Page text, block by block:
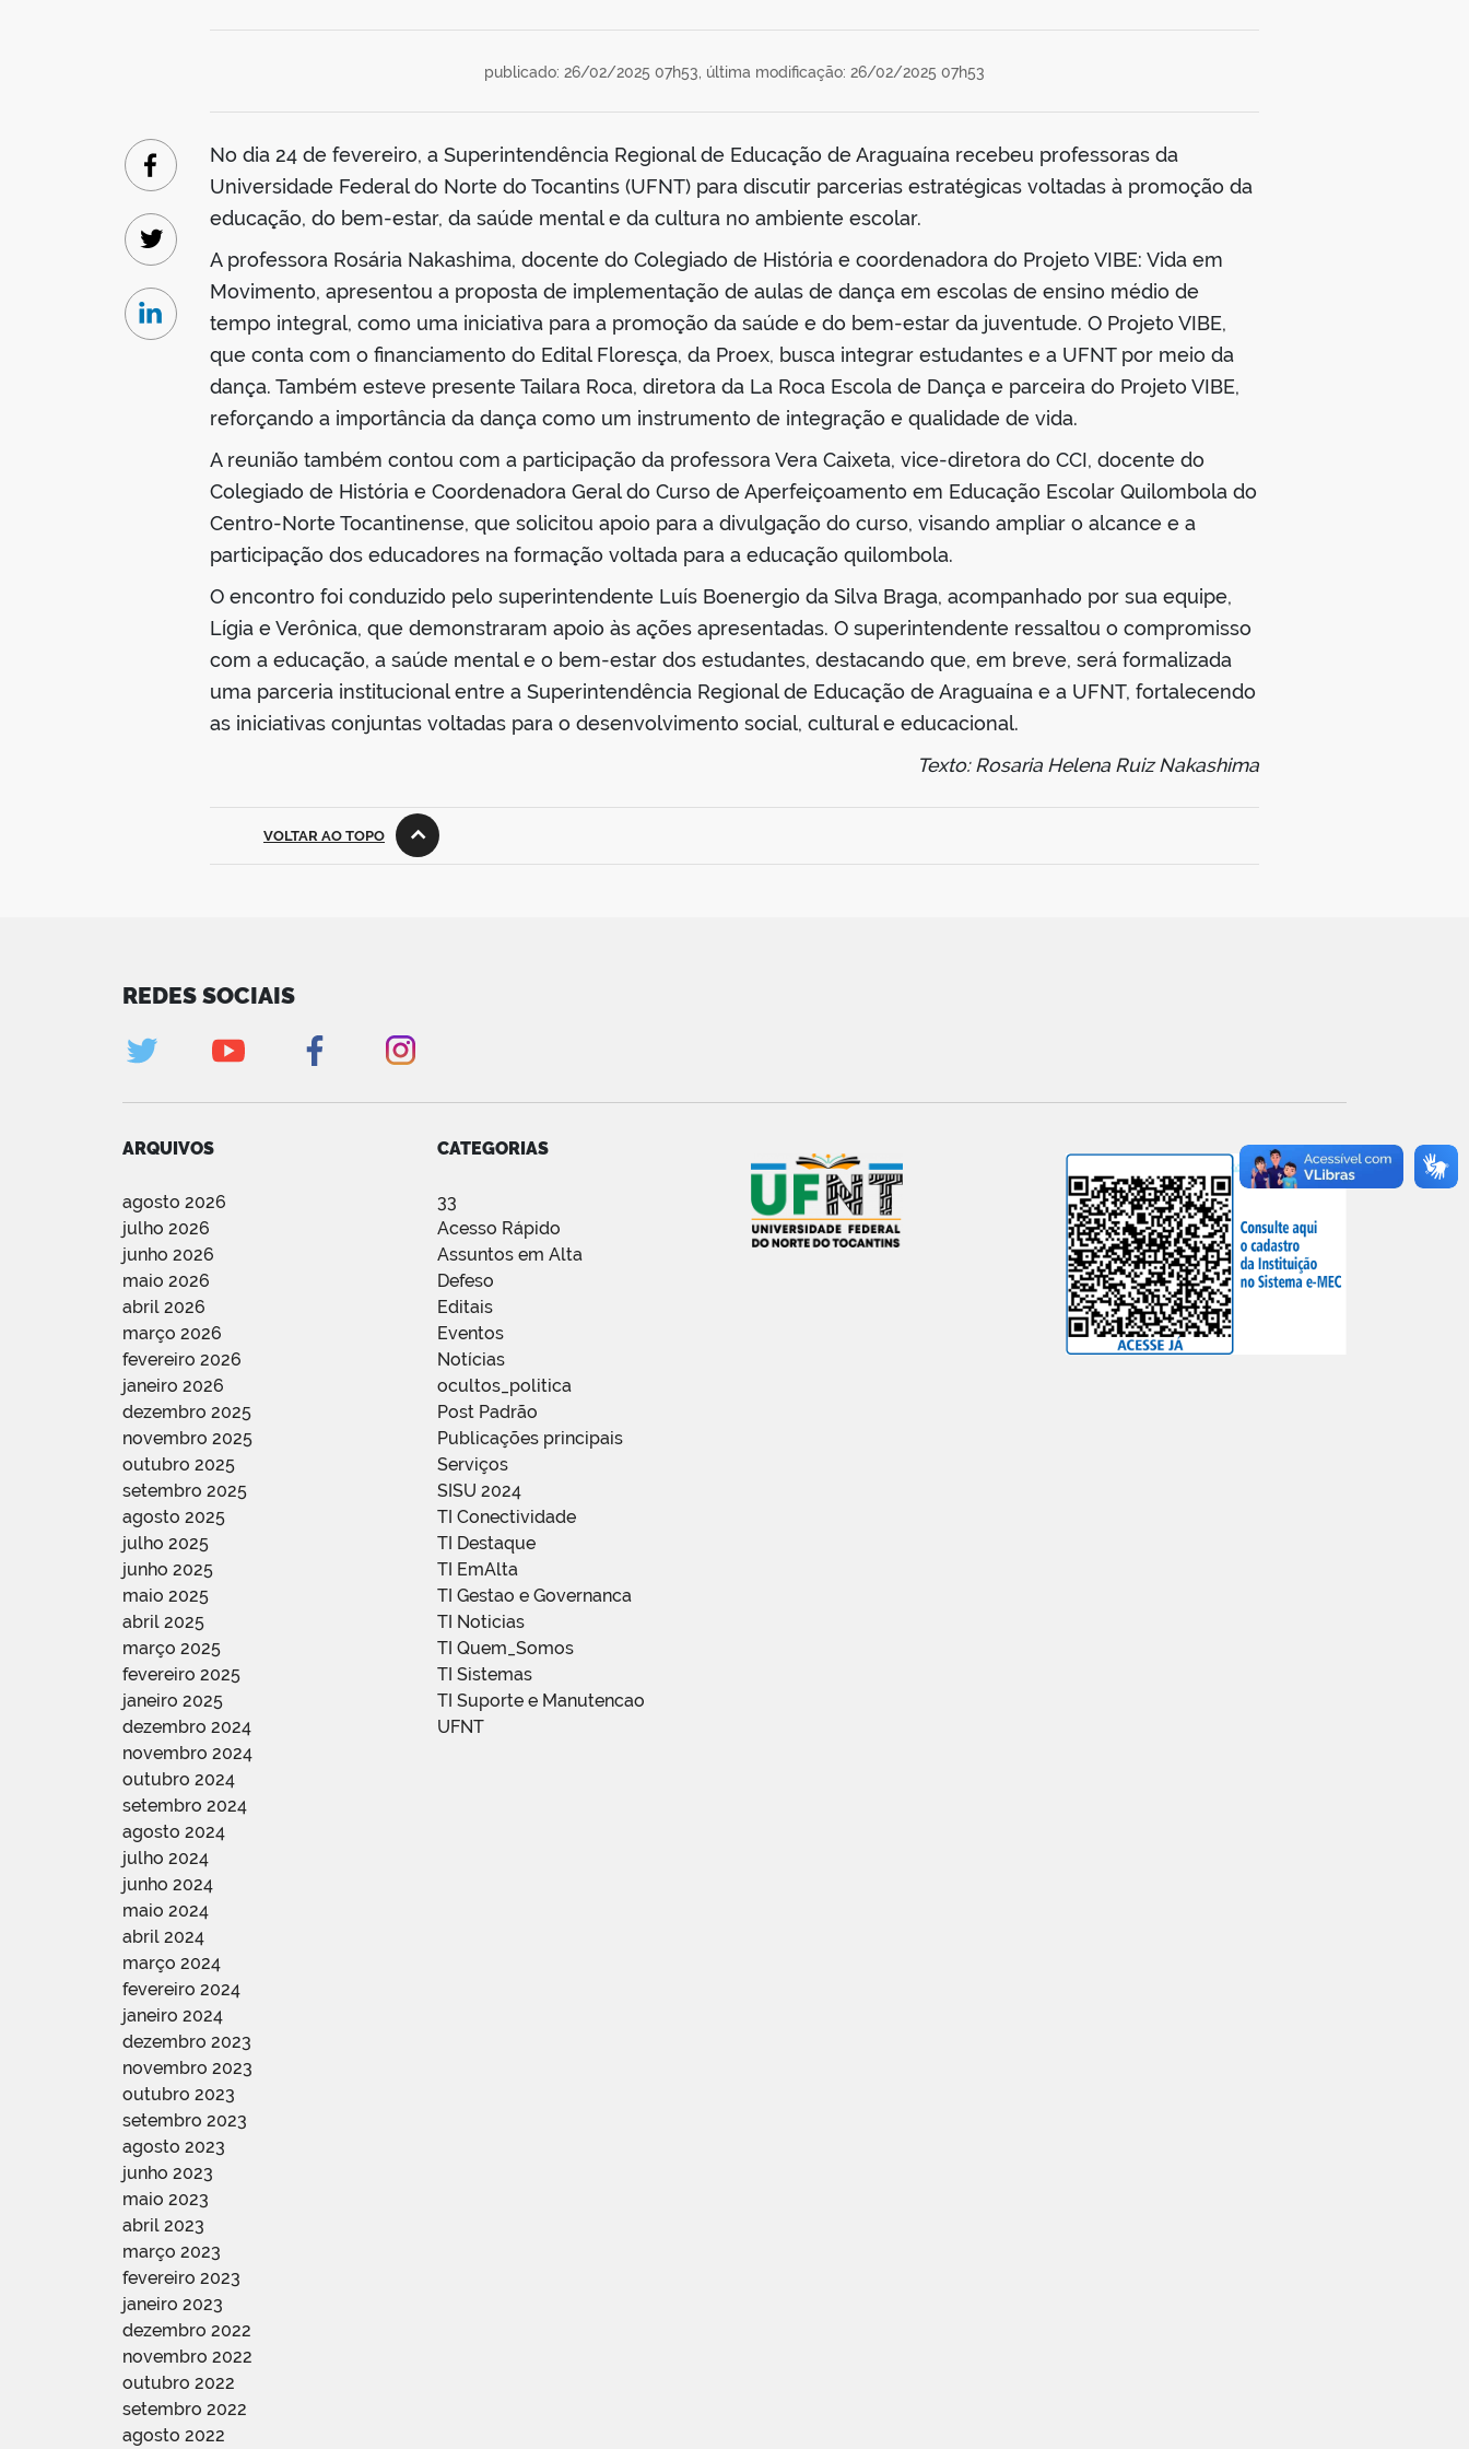
publicado: 26/02/2025 07h53, última modificação: 26/02/2025 07h53
No dia 24 de fevereiro, a Superintendência Regional de Educação de Araguaína recebeu professoras da
Universidade Federal do Norte do Tocantins (UFNT) para discutir parcerias estratégicas voltadas à promoção da
educação, do bem-estar, da saúde mental e da cultura no ambiente escolar.
A professora Rosária Nakashima, docente do Colegiado de História e coordenadora do Projeto VIBE: Vida em
Movimento, apresentou a proposta de implementação de aulas de dança em escolas de ensino médio de
tempo integral, como uma iniciativa para a promoção da saúde e do bem-estar da juventude. O Projeto VIBE,
que conta com o financiamento do Edital Floresça, da Proex, busca integrar estudantes e a UFNT por meio da
dança. Também esteve presente Tailara Roca, diretora da La Roca Escola de Dança e parceira do Projeto VIBE,
reforçando a importância da dança como um instrumento de integração e qualidade de vida.
A reunião também contou com a participação da professora Vera Caixeta, vice-diretora do CCI, docente do
Colegiado de História e Coordenadora Geral do Curso de Aperfeiçoamento em Educação Escolar Quilombola do
Centro-Norte Tocantinense, que solicitou apoio para a divulgação do curso, visando ampliar o alcance e a
participação dos educadores na formação voltada para a educação quilombola.
O encontro foi conduzido pelo superintendente Luís Boenergio da Silva Braga, acompanhado por sua equipe,
Lígia e Verônica, que demonstraram apoio às ações apresentadas. O superintendente ressaltou o compromisso
com a educação, a saúde mental e o bem-estar dos estudantes, destacando que, em breve, será formalizada
uma parceria institucional entre a Superintendência Regional de Educação de Araguaína e a UFNT, fortalecendo
as iniciativas conjuntas voltadas para o desenvolvimento social, cultural e educacional.
Texto: Rosaria Helena Ruiz Nakashima
Facebook
Twitter
Linkedin
VOLTAR AO TOPO
REDES SOCIAIS
ARQUIVOS
agosto 2026
julho 2026
junho 2026
maio 2026
abril 2026
março 2026
fevereiro 2026
janeiro 2026
dezembro 2025
novembro 2025
outubro 2025
setembro 2025
agosto 2025
julho 2025
junho 2025
maio 2025
abril 2025
março 2025
fevereiro 2025
janeiro 2025
dezembro 2024
novembro 2024
outubro 2024
setembro 2024
agosto 2024
julho 2024
junho 2024
maio 2024
abril 2024
março 2024
fevereiro 2024
janeiro 2024
dezembro 2023
novembro 2023
outubro 2023
setembro 2023
agosto 2023
junho 2023
maio 2023
abril 2023
março 2023
fevereiro 2023
janeiro 2023
dezembro 2022
novembro 2022
outubro 2022
setembro 2022
agosto 2022
CATEGORIAS
33
Acesso Rápido
Assuntos em Alta
Defeso
Editais
Eventos
Notícias
ocultos_politica
Post Padrão
Publicações principais
Serviços
SISU 2024
TI Conectividade
TI Destaque
TI EmAlta
TI Gestao e Governanca
TI Noticias
TI Quem_Somos
TI Sistemas
TI Suporte e Manutencao
UFNT